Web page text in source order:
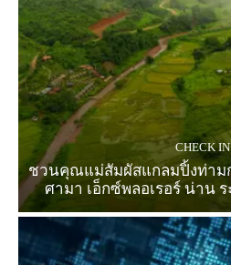
CHECK IN
ชวนคุณแม่สัมผัสแกลมปิ้งท่าม
ศามา เอ็กซ์พลอเรอร์ น่าน